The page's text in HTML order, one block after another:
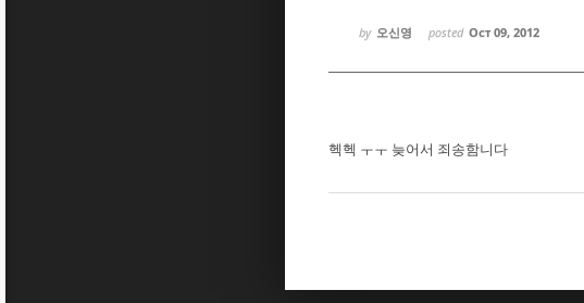
by 오신영 posted Oct 09, 2012
헥헥 ㅜㅜ 늦어서 죄송함니다
Sketchbook5, 스케치북5
Sketchbook5, 스케치북5